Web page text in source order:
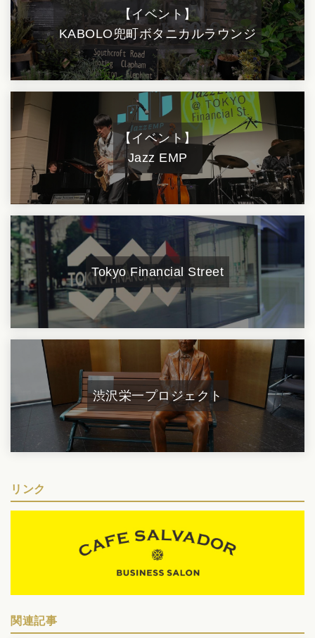
【イベント】
KABOLO兜町ボタニカルラウンジ
【イベント】
Jazz EMP
Tokyo Financial Street
渋沢栄一プロジェクト
リンク
関連記事